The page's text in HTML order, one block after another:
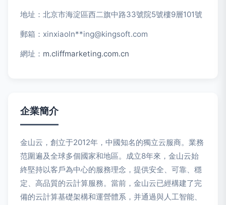
地址：北京市海淀區西二旗中路33號院5號樓9層101號
郵箱：xinxiaoln**ing@kingsoft.com
網址： m.cliffmarketing.com.cn
企業簡介
金山云，創立于2012年，中國知名的獨立云服商。業務
范圍遍及全球多個國家和地區。成立8年來，金山云始
終堅持以客戶為中心的服務理念，提供安全、可靠、穩
定、高品質的云計算服務。當前，金山云已經構建了完
備的云計算基礎架構和運營體系，并通過與人工智能、